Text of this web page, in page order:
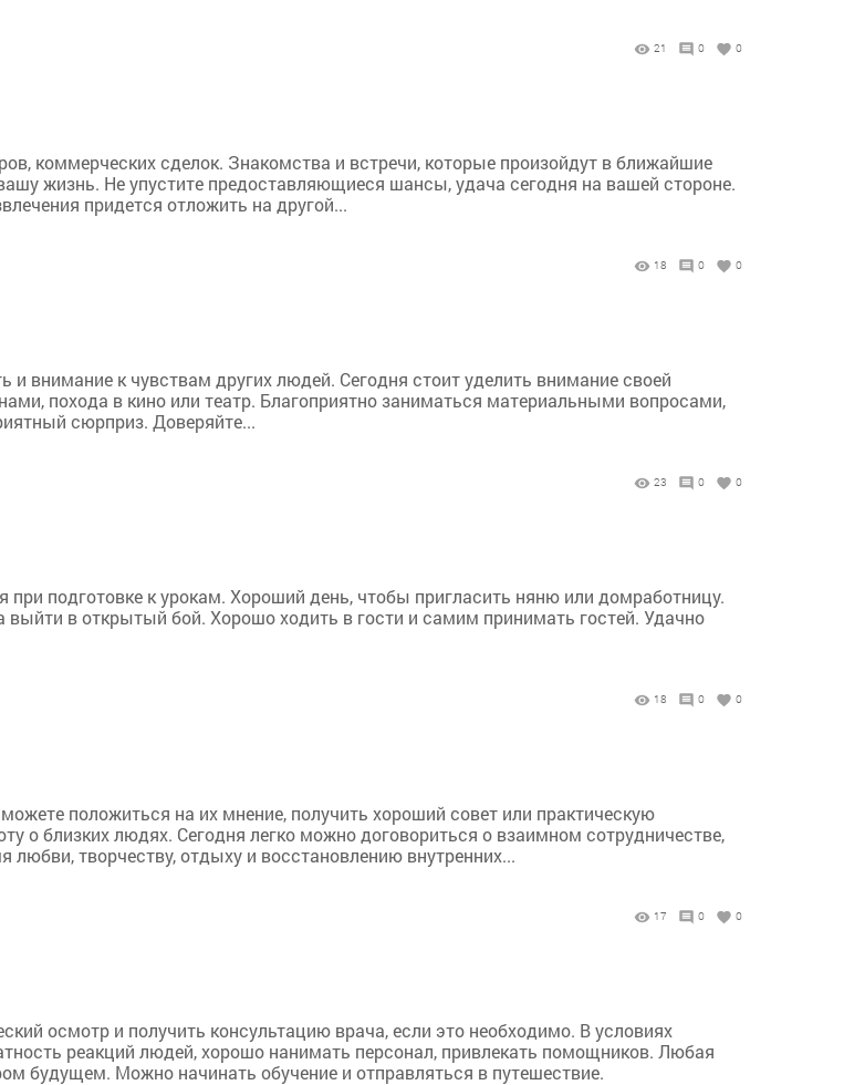
21 0 0
коммерческих сделок. Знакомства и встречи, которые произойдут в ближайшие
жизнь. Не упустите предоставляющиеся шансы, удача сегодня на вашей стороне.
придется отложить на другой...
18 0 0
и внимание к чувствам других людей. Сегодня стоит уделить внимание своей
похода в кино или театр. Благоприятно заниматься материальными вопросами,
сюрприз. Доверяйте...
23 0 0
подготовке к урокам. Хороший день, чтобы пригласить няню или домработницу.
выйти в открытый бой. Хорошо ходить в гости и самим принимать гостей. Удачно
18 0 0
положиться на их мнение, получить хороший совет или практическую
о близких людях. Сегодня легко можно договориться о взаимном сотрудничестве,
творчеству, отдыху и восстановлению внутренних...
17 0 0
осмотр и получить консультацию врача, если это необходимо. В условиях
реакций людей, хорошо нанимать персонал, привлекать помощников. Любая
будущем. Можно начинать обучение и отправляться в путешествие.